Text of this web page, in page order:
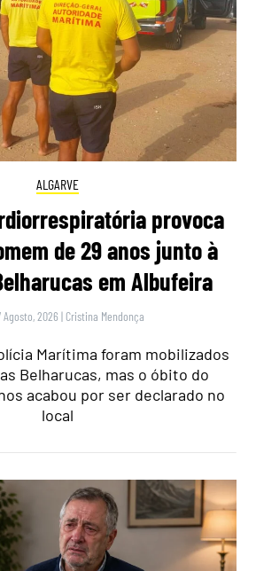
ALGARVE
provoca
de 29 anos junto à
em Albufeira
Agosto, 2026 | Cristina Mendonça
Marítima foram mobilizados
Belharucas, mas o óbito do
acabou por ser declarado no
local